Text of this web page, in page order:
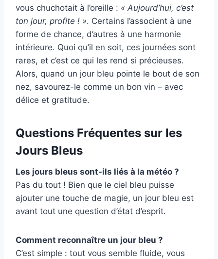
vous chuchotait à l’oreille : « Aujourd’hui, c’est
ton jour, profite ! ». Certains l’associent à une
forme de chance, d’autres à une harmonie
intérieure. Quoi qu’il en soit, ces journées sont
rares, et c’est ce qui les rend si précieuses.
Alors, quand un jour bleu pointe le bout de son
nez, savourez-le comme un bon vin – avec
délice et gratitude.
Questions Fréquentes sur les
Jours Bleus
Les jours bleus sont-ils liés à la météo ?
Pas du tout ! Bien que le ciel bleu puisse
ajouter une touche de magie, un jour bleu est
avant tout une question d’état d’esprit.
Comment reconnaître un jour bleu ?
C’est simple : tout vous semble fluide, vous